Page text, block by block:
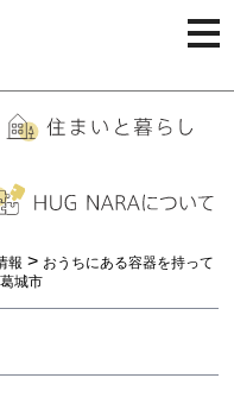
報 > おうちにある容器を持って
城市